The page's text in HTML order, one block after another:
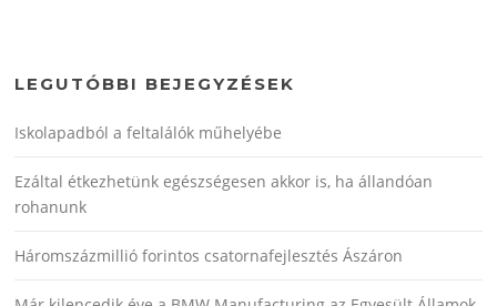
LEGUTÓBBI BEJEGYZÉSEK
Iskolapadból a feltalálók műhelyébe
Ezáltal étkezhetünk egészségesen akkor is, ha állandóan
rohanunk
Háromszázmillió forintos csatornafejlesztés Ászáron